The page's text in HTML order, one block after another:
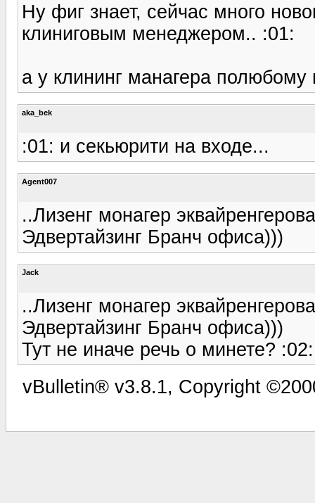
Ну фиг знает, сейчас много
клиниговым менеджером.. :01:
а у клининг манагера
aka_bek
:01: и секьюрити на входе...
Agent007
..Лизенг монагер
Эдвертайзинг Бранч офиса)))
Jack
..Лизенг монагер
Эдвертайзинг Бранч офиса)))
Тут не иначе речь о минете? :02:
vBulletin® v3.8.1, Copyright